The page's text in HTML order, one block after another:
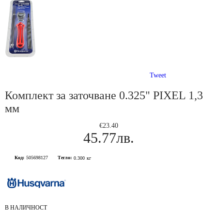
Tweet
Комплект за заточване 0.325" PIXEL 1,3
мм
€23.40
45.77лв.
Код: 505698127 Тегло: 0.300 кг
В НАЛИЧНОСТ